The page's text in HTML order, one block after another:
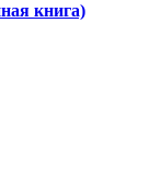
книга)